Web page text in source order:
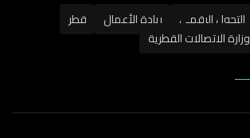
التحول الرقمي ريادة الأعمال
قطر
وزارة الاتصالات القطرية